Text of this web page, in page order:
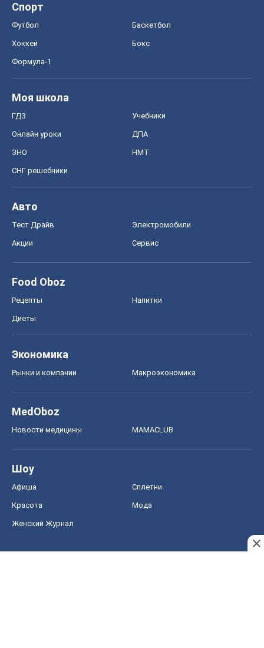
Спорт
Футбол Баскетбол
Хоккей Бокс
Формула-1
Моя школа
ГДЗ Учебники
Онлайн уроки ДПА
ЗНО НМТ
СНГ решебники
Авто
Тест Драйв Электромобили
Акции Сервис
Food Oboz
Рецепты Напитки
Диеты
Экономика
Рынки и компании Mакроэкономика
MedOboz
Новости медицины MAMACLUB
Шоу
Афиша Сплетни
Красота Мода
Женский Журнал